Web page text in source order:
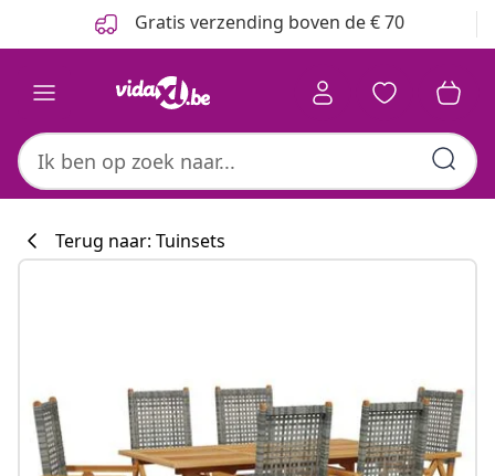
Gratis verzending boven de € 70
Terug naar: Tuinsets